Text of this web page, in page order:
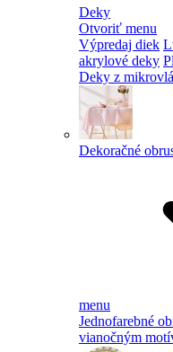
Deky
Otvoriť menu
Výpredaj diek
akrylové deky
Deky z
Dekoračné
menu
Jednofarebné
vianočným